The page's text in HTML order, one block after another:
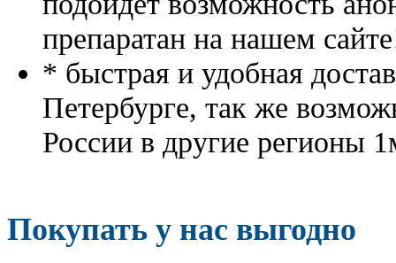
препаратан на нашем
* быстрая и удобная
Петербурге, так же
России в другие регионы
Покупать у нас выгодно